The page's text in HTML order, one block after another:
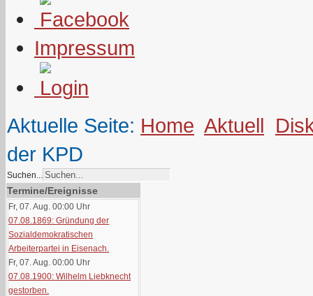
Impressum
Aktuelle Seite: Home Aktuell
der KPD
Suchen...
Termine/Ereignisse
Fr, 07. Aug. 00:00 Uhr
07.08.1869: Gründung der
Sozialdemokratischen
Arbeiterpartei in Eisenach.
Fr, 07. Aug. 00:00 Uhr
07.08.1900: Wilhelm Liebknecht
gestorben.